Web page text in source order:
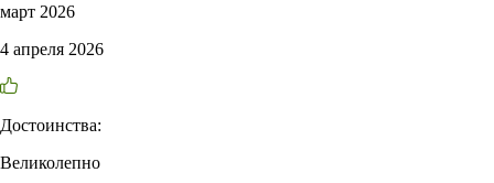
март 2026
4 апреля 2026
Достоинства:
Великолепно